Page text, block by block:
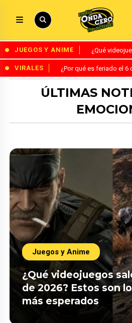
JUEGOS Y ANIME ¿Qué
VIRALES ¿Por qué es feriado el 6
ÚLTIMAS
Juegos y Anime
¿Qué videojuegos
de 2026? Estos son
más esperados